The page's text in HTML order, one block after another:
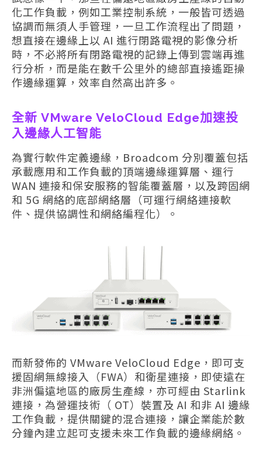
化工作負載，例如工業控制系統，一般皆可透過
協調而無須人手管理，一旦工作流程出了問題，
想直接在邊緣上以 AI 進行閉路電視的影像分析
時，不必將所有閉路電視的記錄上傳到雲端再進
行分析，而是能在數千公里外的總部直接遙距操
作邊緣運算，效率自然高出許多。
全新 VMware VeloCloud Edge加速投
入邊緣人工智能
為實行軟件定義邊緣，Broadcom 分別覆蓋包括
承載應用和工作負載的頂端邊緣運算層、運行
WAN 連接和保安服務的智能覆蓋層，以及跨固網
和 5G 網絡的底部網絡層（可運行網絡連接軟
件、提供協調性和網絡編程化）。
而新發佈的 VMware VeloCloud Edge，即可支
援固網無線接入（FWA）和衛星連接，即使遠在
非洲偏遠地區的廠房生產線，亦可經由 Starlink
連接，為營運技術（ OT）裝置及 AI 和非 AI 邊緣
工作負載，提供關鍵的混合連接，讓企業能於數
分鐘內建立起可支援未來工作負載的邊緣網絡。